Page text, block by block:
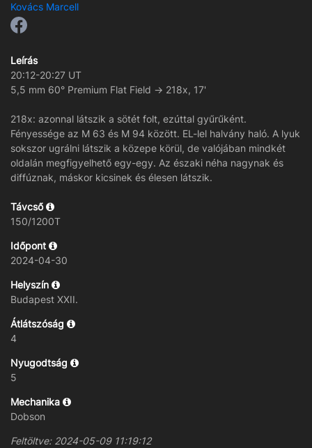
Kovács Marcell
Leírás
20:12-20:27 UT
5,5 mm 60° Premium Flat Field -> 218x, 17'
218x: azonnal látszik a sötét folt, ezúttal gyűrűként.
Fényessége az M 63 és M 94 között. EL-lel halvány haló. A lyuk
sokszor ugrálni látszik a közepe körül, de valójában mindkét
oldalán megfigyelhető egy-egy. Az északi néha nagynak és
diffúznak, máskor kicsinek és élesen látszik.
Távcső
150/1200T
Időpont
2024-04-30
Helyszín
Budapest XXII.
Átlátszóság
4
Nyugodtság
5
Mechanika
Dobson
Feltöltve: 2024-05-09 11:19:12